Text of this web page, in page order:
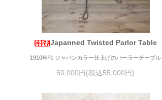
Japanned Twisted Parlor Table
1910年代 ジャパンカラー仕上げのパーラーテーブル
50,000円(税込55,000円)